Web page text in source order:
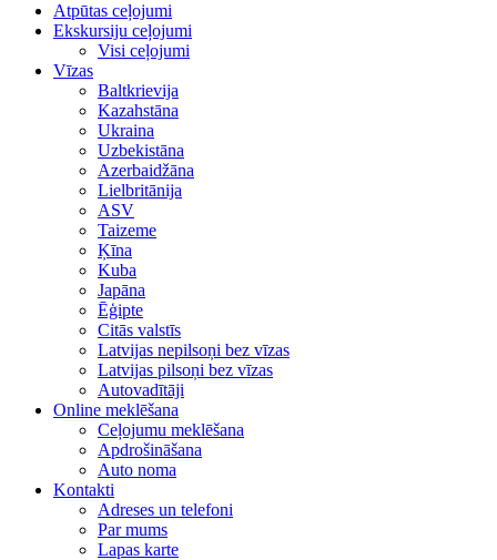
Atpūtas ceļojumi
Ekskursiju ceļojumi
Visi ceļojumi
Vīzas
Baltkrievija
Kazahstāna
Ukraina
Uzbekistāna
Azerbaidžāna
Lielbritānija
ASV
Taizeme
Ķīna
Kuba
Japāna
Ēģipte
Citās valstīs
Latvijas nepilsoņi bez vīzas
Latvijas pilsoņi bez vīzas
Autovadītāji
Online meklēšana
Ceļojumu meklēšana
Apdrošināšana
Auto noma
Kontakti
Adreses un telefoni
Par mums
Lapas karte